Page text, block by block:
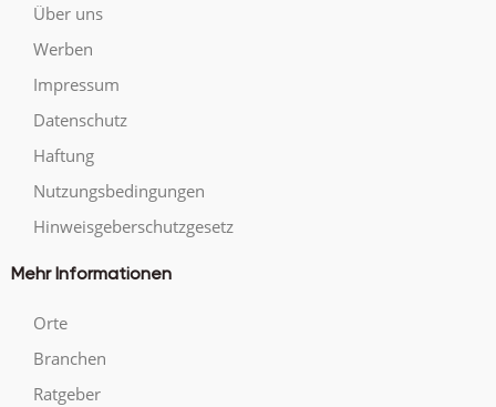
Über uns
Werben
Impressum
Datenschutz
Haftung
Nutzungsbedingungen
Hinweisgeberschutzgesetz
Mehr Informationen
Orte
Branchen
Ratgeber